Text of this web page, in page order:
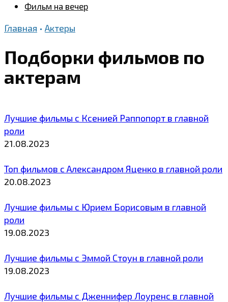
Фильм на вечер
Главная • Актеры
Подборки фильмов по
актерам
Лучшие фильмы с Ксенией Раппопорт в главной
роли
21.08.2023
Топ фильмов с Александром Яценко в главной роли
20.08.2023
Лучшие фильмы с Юрием Борисовым в главной
роли
19.08.2023
Лучшие фильмы с Эммой Стоун в главной роли
19.08.2023
Лучшие фильмы с Дженнифер Лоуренс в главной